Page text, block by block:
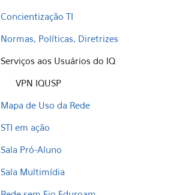
Concientização TI
Normas, Políticas, Diretrizes
Serviços aos Usuários do IQ
VPN IQUSP
Mapa de Uso da Rede
STI em ação
Sala Pró-Aluno
Sala Multimídia